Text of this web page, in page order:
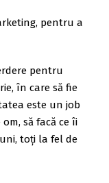
pentru a
pentru
în care să fie
este un job
să facă ce îi
toți la fel de